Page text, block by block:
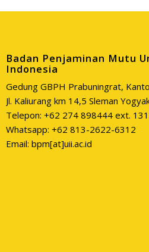
Badan Penjaminan Mutu
Indonesia
Gedung GBPH Prabuningrat,
Jl. Kaliurang km 14,5 Sleman
Telepon: +62 274 898444 ext.
Whatsapp: +62 813-2622-6312
Email: bpm[at]uii.ac.id